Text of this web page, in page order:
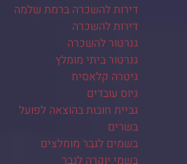
דירות להשכרה ברמת שלמה
דירות להשכרה
גנרטור להשכרה
גנרטור ביתי מומלץ
גיטרה קלאסית
גיוס עובדים
גביית חובות בהוצאה לפועל
בשרים
בשמים לגבר מומלצים
בשמי יוקרה לגבר